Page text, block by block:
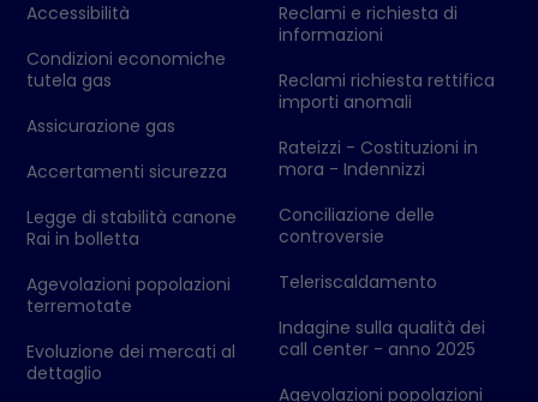
Accessibilità
Condizioni economiche
tutela gas
Assicurazione gas
Accertamenti sicurezza
Legge di stabilità canone
Rai in bolletta
Agevolazioni popolazioni
terremotate
Evoluzione dei mercati al
dettaglio
Reclami e richiesta di
informazioni
Reclami richiesta rettifica
importi anomali
Rateizzi - Costituzioni in
mora - Indennizzi
Conciliazione delle
controversie
Teleriscaldamento
Indagine sulla qualità dei
call center - anno 2025
Agevolazioni popolazioni